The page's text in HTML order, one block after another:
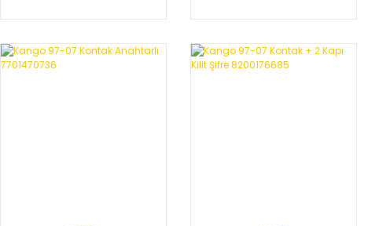
Sepete Ekle Sepete Ekle